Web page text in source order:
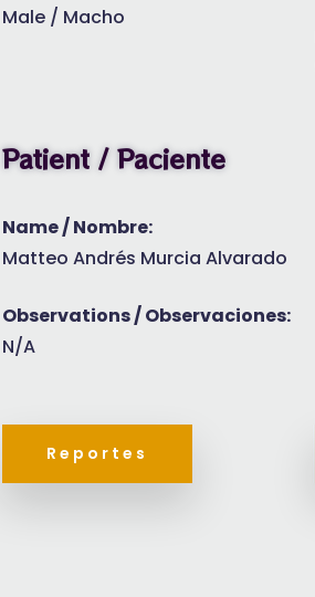
Male / Macho
Patient / Paciente
Name / Nombre:
Matteo Andrés Murcia Alvarado
Observations / Observaciones:
N/A
Reportes